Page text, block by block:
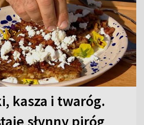
kasza i twaróg.
słynny piróg